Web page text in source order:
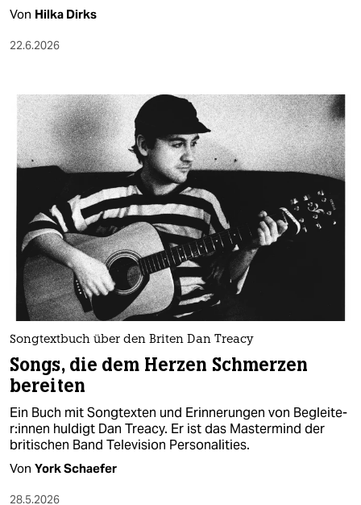
Von Hilka Dirks
22.6.2026
Songtextbuch über den Briten Dan Treacy
Songs, die dem Herzen Schmerzen
bereiten
Ein Buch mit Songtexten und Erinnerungen von Be­glei­te­
r:in­nen huldigt Dan Treacy. Er ist das Mastermind der
britischen Band Television Personalities.
Von York Schaefer
28.5.2026